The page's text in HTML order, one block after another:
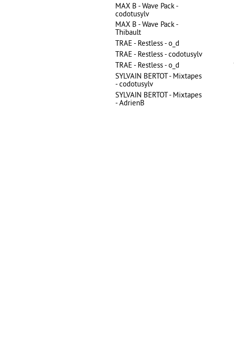
MAX B - Wave Pack -
codotusylv
MAX B - Wave Pack -
Thibault
TRAE - Restless - o_d
TRAE - Restless - codotusylv
TRAE - Restless - o_d
SYLVAIN BERTOT - Mixtapes
- codotusylv
SYLVAIN BERTOT - Mixtapes
- AdrienB